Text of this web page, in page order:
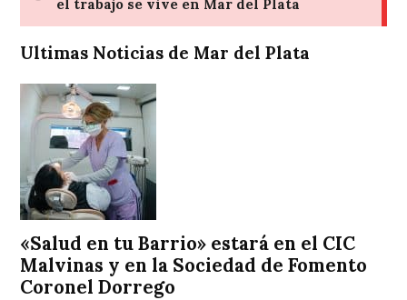
Ultimas Noticias de Mar del Plata
«Salud en tu Barrio» estará en el CIC
Malvinas y en la Sociedad de Fomento
Coronel Dorrego